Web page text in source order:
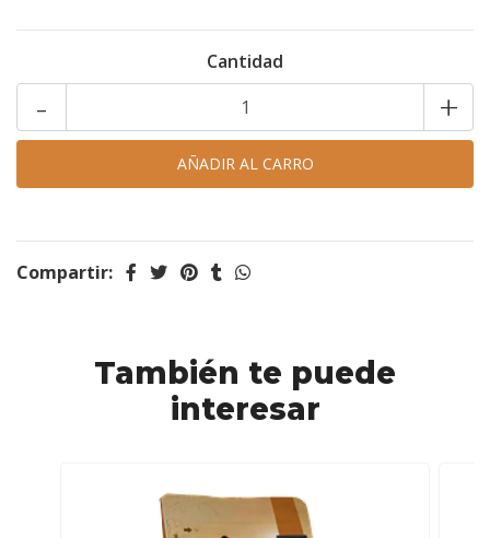
Cantidad
- +
Compartir:
También te puede
interesar